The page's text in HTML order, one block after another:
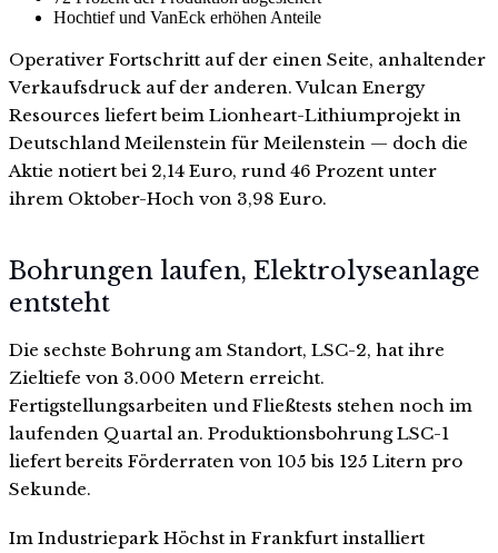
Hochtief und VanEck erhöhen Anteile
Operativer Fortschritt auf der einen Seite, anhaltender
Verkaufsdruck auf der anderen. Vulcan Energy
Resources liefert beim Lionheart-Lithiumprojekt in
Deutschland Meilenstein für Meilenstein — doch die
Aktie notiert bei 2,14 Euro, rund 46 Prozent unter
ihrem Oktober-Hoch von 3,98 Euro.
Bohrungen laufen, Elektrolyseanlage
entsteht
Die sechste Bohrung am Standort, LSC-2, hat ihre
Zieltiefe von 3.000 Metern erreicht.
Fertigstellungsarbeiten und Fließtests stehen noch im
laufenden Quartal an. Produktionsbohrung LSC-1
liefert bereits Förderraten von 105 bis 125 Litern pro
Sekunde.
Im Industriepark Höchst in Frankfurt installiert